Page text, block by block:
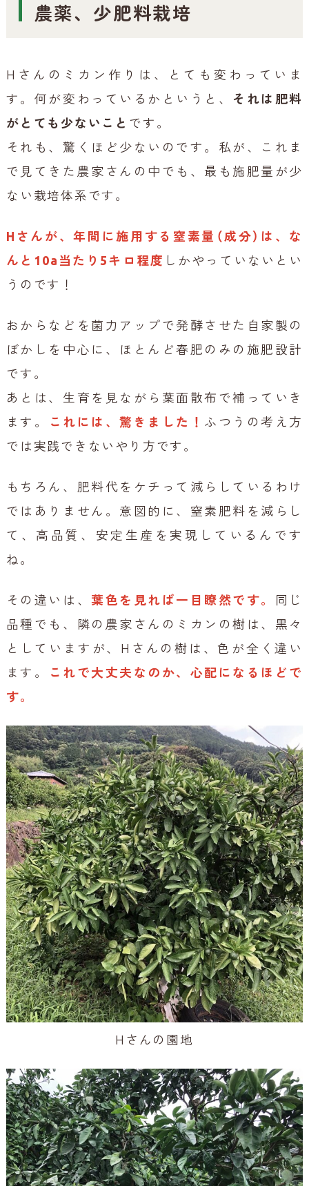
農薬、少肥料栽培
Hさんのミカン作りは、とても変わっていま
す。何が変わっているかというと、 それは肥料
がとても少ないこと です。
それも、驚くほど少ないのです。私が、これま
で見てきた農家さんの中でも、最も施肥量が少
ない栽培体系です。
Hさんが、年間に施用する窒素量（成分）は、な
んと10a当たり5キロ程度 しかやっていないとい
うのです！
おからなどを菌力アップで発酵させた自家製の
ぼかしを中心に、ほとんど春肥のみの施肥設計
です。
あとは、生育を見ながら葉面散布で補っていき
ます。
これには、驚きました！ ふつうの考え方
では実践できないやり方です。
もちろん、肥料代をケチって減らしているわけ
ではありません。意図的に、窒素肥料を減らし
て、高品質、安定生産を実現しているんです
ね。
その違いは、 葉色を見れば一目瞭然です。
同じ
品種でも、隣の農家さんのミカンの樹は、黒々
としていますが、Hさんの樹は、色が全く違い
ます。
これで大丈夫なのか、心配になるほどで
す。
Hさんの園地